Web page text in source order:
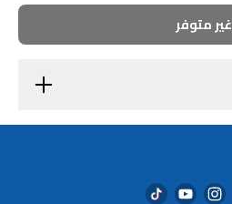
غير متوفر